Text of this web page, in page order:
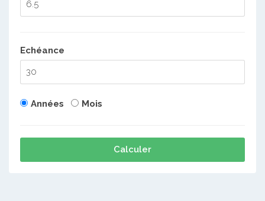
Echéance
Années Mois
Calculer